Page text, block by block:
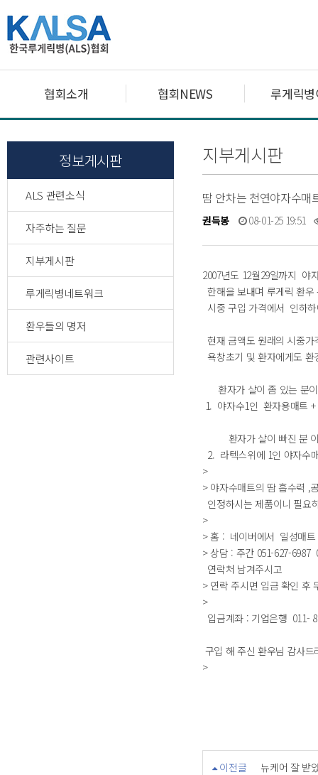
협회소개 협회NEWS 루게릭
정보게시판
ALS 관련소식
자주하는 질문
지부게시판
루게릭병네트워크
환우들의 명저
관련사이트
지부게시판
땀 안차는 천연야자수매
권득봉 08-01-25 19:51
2007년도 12월29일까지 야
한해을 보내며 루게릭 환
시중 구입 가격에서 인하
현재 금액도 원래의 시중
욕창초기 및 환자에게도
환자가 살이 좀 있는 분
1. 야자수1인 환자용매트
환자가 살이 빠진 분 이
2. 라텍스위에 1인 야자수
>
> 야자수매트의 땀 흡수력 ,
인정하시는 제품이니 필요
>
> 홈 : 네이버에서 일성매
> 상담 : 주간 051-627-
연락처 남겨주시고
> 연락 주시면 입금 확인 후
>
입금계좌 : 기업은행 011-
구입 해 주신 환우님 감사
>
이전글 뉴케어 잘 받